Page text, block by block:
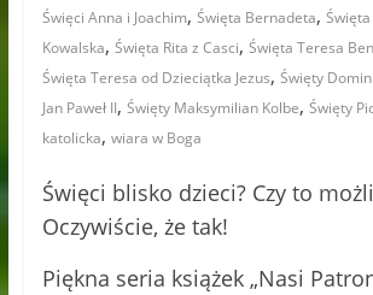
Święci Anna i Joachim, Święta Bernadeta,
Kowalska, Święta Rita z Casci, Święta Teresa
Święta Teresa od Dzieciątka Jezus, Święty
Jan Paweł II, Święty Maksymilian Kolbe, Święty
katolicka, wiara w Boga
Święci blisko dzieci? Czy to
Oczywiście, że tak!
Piękna seria książek „Nasi